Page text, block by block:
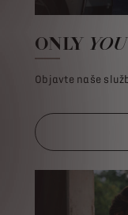
ONLY YOU
Objavte naše